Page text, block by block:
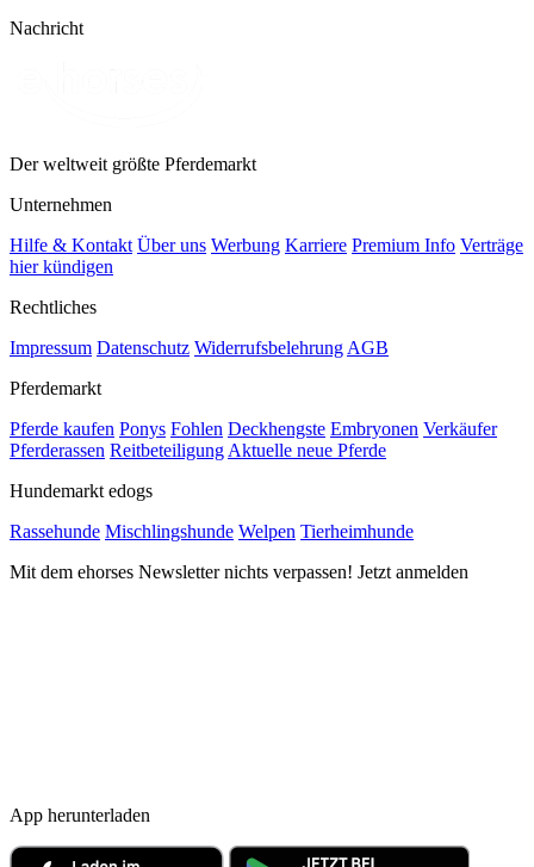
Nachricht
Der weltweit größte Pferdemarkt
Unternehmen
Hilfe & Kontakt Über uns Werbung Karriere Premium Info Verträge
hier kündigen
Rechtliches
Impressum Datenschutz Widerrufsbelehrung AGB
Pferdemarkt
Pferde kaufen Ponys Fohlen Deckhengste Embryonen Verkäufer
Pferderassen Reitbeteiligung Aktuelle neue Pferde
Hundemarkt edogs
Rassehunde Mischlingshunde Welpen Tierheimhunde
Mit dem ehorses Newsletter nichts verpassen! Jetzt anmelden
App herunterladen